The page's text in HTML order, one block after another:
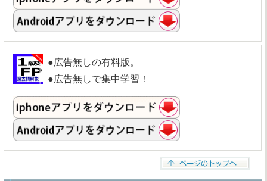
●広告無しの有料版。
●広告無しで集中学習！